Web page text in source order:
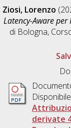
Ziosi, Lorenzo
Latency-Aware per
di Bologna,
derivate